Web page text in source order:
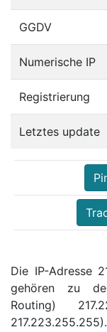
GGDV
Numerische IP
Registrierung
Letztes update
Die IP-Adresse
gehören zu
Routing)